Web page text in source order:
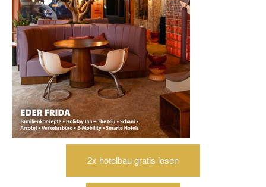
2x hotelbau gratis lesen